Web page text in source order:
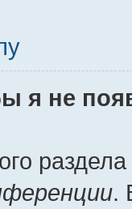
я не
.